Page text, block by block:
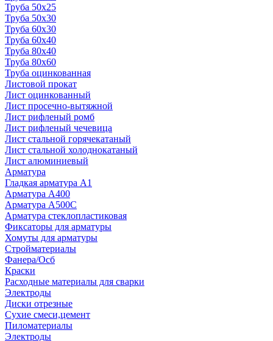
Труба 50x25
Труба 50x30
Труба 60x30
Труба 60x40
Труба 80x40
Труба 80x60
Труба оцинкованная
Листовой прокат
Лист оцинкованный
Лист просечно-вытяжной
Лист рифленый ромб
Лист рифленый чечевица
Лист стальной горячекатаный
Лист стальной холоднокатаный
Лист алюминиевый
Арматура
Гладкая арматура А1
Арматура А400
Арматура A500C
Арматура стеклопластиковая
Фиксаторы для арматуры
Хомуты для арматуры
Стройматериалы
Фанера/Осб
Краски
Расходные материалы для сварки
Электроды
Диски отрезные
Сухие смеси,цемент
Пиломатериалы
Электроды